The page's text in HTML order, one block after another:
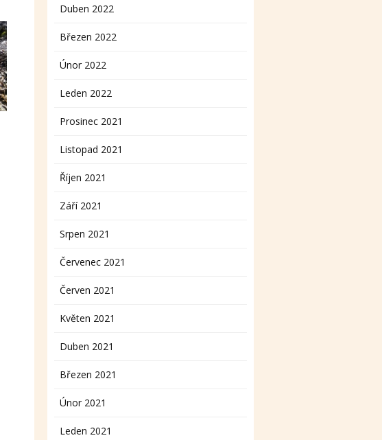
Duben 2022
Březen 2022
Únor 2022
Leden 2022
Prosinec 2021
Listopad 2021
Říjen 2021
Září 2021
Srpen 2021
Červenec 2021
Červen 2021
Květen 2021
Duben 2021
Březen 2021
Únor 2021
Leden 2021